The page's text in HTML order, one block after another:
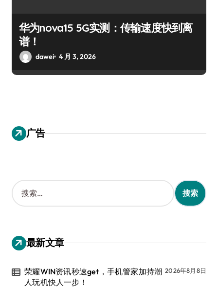
华为nova15 5G实测：传输速度快到离
谱！
dawei 4 月 3, 2026
广告
搜
索
：
最新文章
荣耀WIN资讯秒速get，手机管家加持潮
人玩机快人一步！
2026年8月8日